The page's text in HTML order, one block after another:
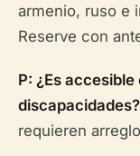
armenio, ruso e
Reserve con
P: ¿Es
discapacidades?
requieren